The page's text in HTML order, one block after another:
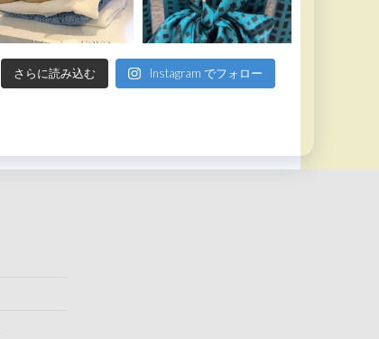
さらに読み込む Instagram でフォロー